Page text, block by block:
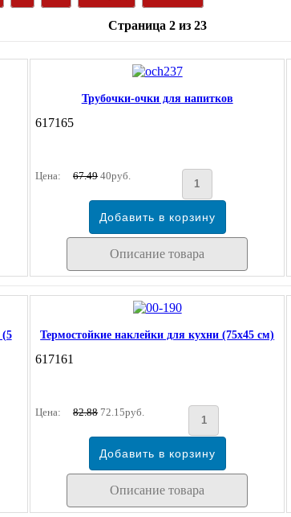
Страница 2 из 23
Трубочки-очки для напитков
617165
Цена: 67.4940руб.
Описание товара
Термостойкие наклейки для кухни (75х45 см)
617161
Цена: 82.8872.15руб.
Описание товара